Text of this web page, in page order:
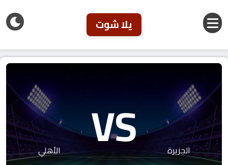
يلا شوت
الجزيرة VS الأهلي